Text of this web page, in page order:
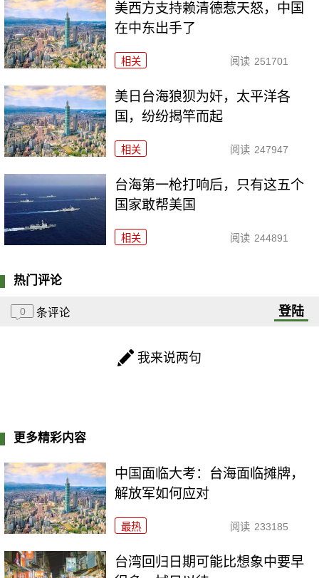
美西方支持赖清德惹天怒，中国
在中东出手了
相关 阅读 251701
美日台海狼狈为奸，太平洋各
国，纷纷揭竿而起
相关 阅读 247947
台海第一枪打响后，只有这五个
国家敢帮美国
相关 阅读 244891
热门评论
0 条评论 登陆
我来说两句
更多精彩内容
中国面临大考：台海面临摊牌，
解放军如何应对
最热 阅读 233185
台湾回归日期可能比想象中要早